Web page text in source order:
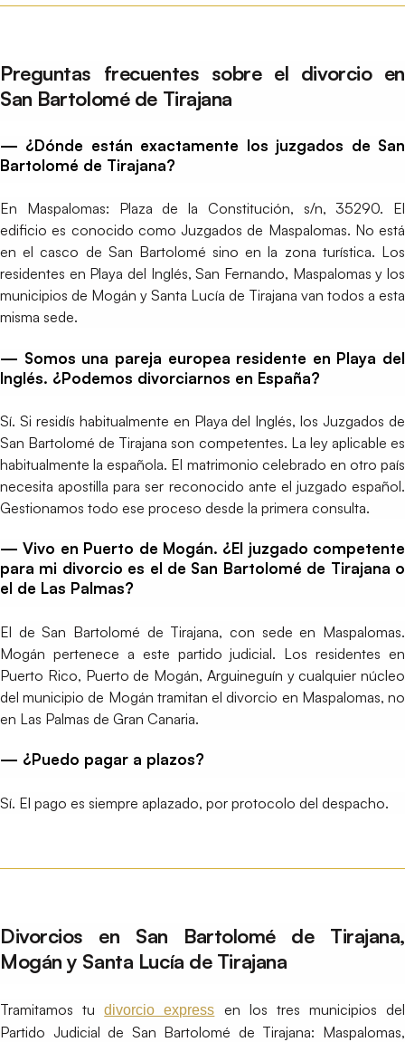
Preguntas frecuentes sobre el divorcio en
San Bartolomé de Tirajana
— ¿Dónde están exactamente los juzgados de San
Bartolomé de Tirajana?
En Maspalomas: Plaza de la Constitución, s/n, 35290. El
edificio es conocido como Juzgados de Maspalomas. No está
en el casco de San Bartolomé sino en la zona turística. Los
residentes en Playa del Inglés, San Fernando, Maspalomas y los
municipios de Mogán y Santa Lucía de Tirajana van todos a esta
misma sede.
— Somos una pareja europea residente en Playa del
Inglés. ¿Podemos divorciarnos en España?
Sí. Si residís habitualmente en Playa del Inglés, los Juzgados de
San Bartolomé de Tirajana son competentes. La ley aplicable es
habitualmente la española. El matrimonio celebrado en otro país
necesita apostilla para ser reconocido ante el juzgado español.
Gestionamos todo ese proceso desde la primera consulta.
— Vivo en Puerto de Mogán. ¿El juzgado competente
para mi divorcio es el de San Bartolomé de Tirajana o
el de Las Palmas?
El de San Bartolomé de Tirajana, con sede en Maspalomas.
Mogán pertenece a este partido judicial. Los residentes en
Puerto Rico, Puerto de Mogán, Arguineguín y cualquier núcleo
del municipio de Mogán tramitan el divorcio en Maspalomas, no
en Las Palmas de Gran Canaria.
— ¿Puedo pagar a plazos?
Sí. El pago es siempre aplazado, por protocolo del despacho.
Divorcios en San Bartolomé de Tirajana,
Mogán y Santa Lucía de Tirajana
Tramitamos tudivorcio express
en los tres municipios del
Partido Judicial de San Bartolomé de Tirajana: Maspalomas,